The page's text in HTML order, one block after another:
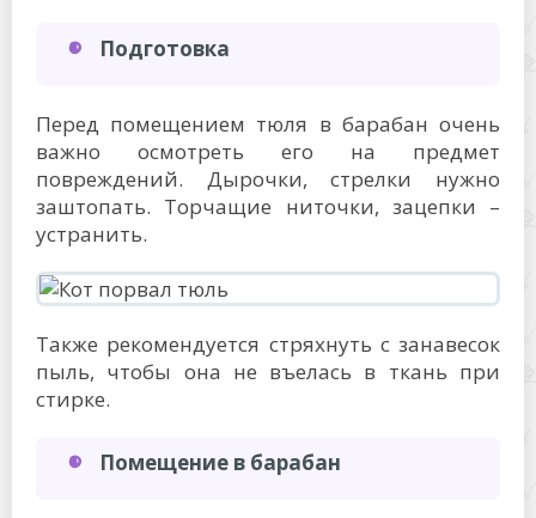
Подготовка
Перед помещением тюля в барабан очень
важно осмотреть его на предмет
повреждений. Дырочки, стрелки нужно
заштопать. Торчащие ниточки, зацепки –
устранить.
Также рекомендуется стряхнуть с занавесок
пыль, чтобы она не въелась в ткань при
стирке.
Помещение в барабан